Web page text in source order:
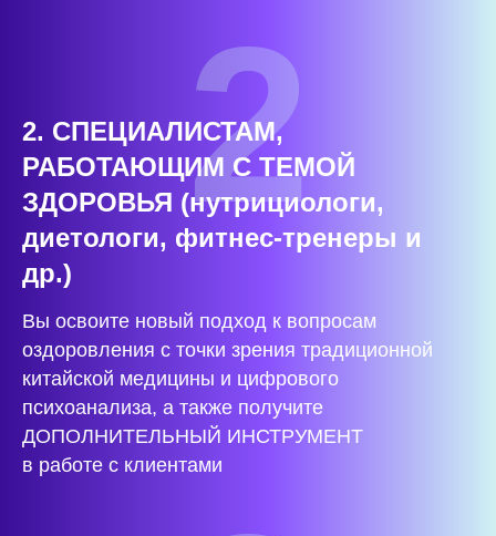
2. СПЕЦИАЛИСТАМ,
РАБОТАЮЩИМ С ТЕМОЙ
ЗДОРОВЬЯ (нутрициологи,
диетологи, фитнес-тренеры и
др.)
Вы освоите новый подход к вопросам
оздоровления с точки зрения традиционной
китайской медицины и цифрового
психоанализа, а также получите
ДОПОЛНИТЕЛЬНЫЙ ИНСТРУМЕНТ
в работе с клиентами
2